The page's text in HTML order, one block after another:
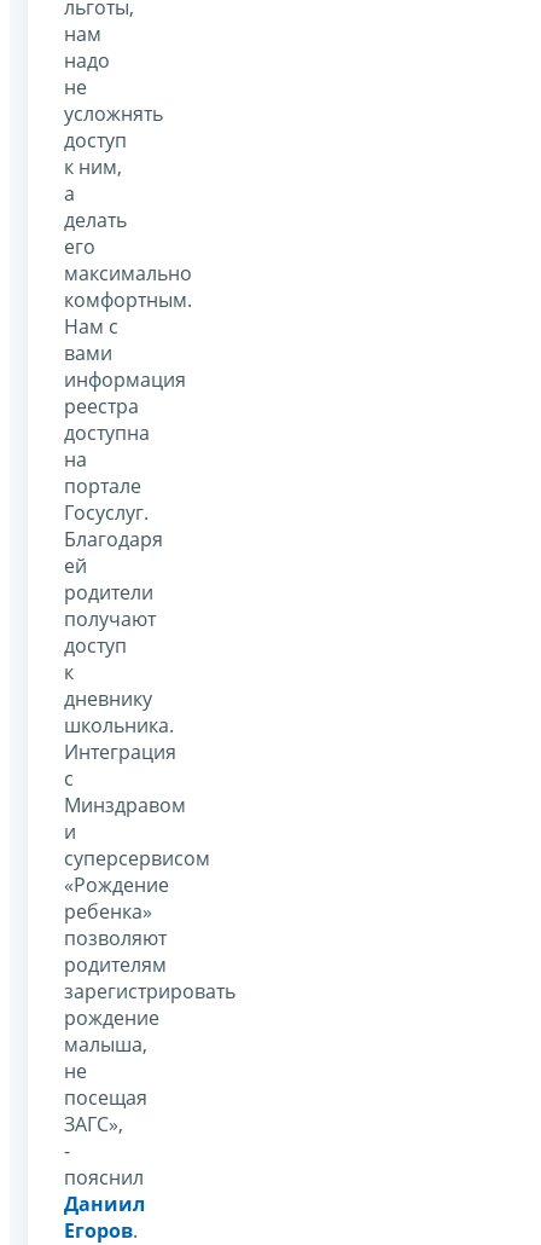
льготы,
нам
надо
не
усложнять
доступ
к ним,
а
делать
его
максимально
комфортным.
Нам с
вами
информация
реестра
доступна
на
портале
Госуслуг.
Благодаря
ей
родители
получают
доступ
к
дневнику
школьника.
Интеграция
с
Минздравом
и
суперсервисом
«Рождение
ребенка»
позволяют
родителям
зарегистрировать
рождение
малыша,
не
посещая
ЗАГС»,
-
пояснил
Даниил
Егоров.